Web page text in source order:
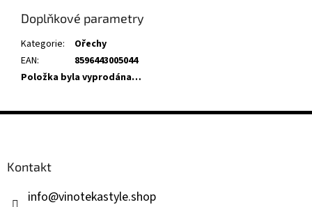
Doplňkové parametry
Kategorie:
Ořechy
EAN:
8596443005044
Položka byla vyprodána…
Z
Kontakt
info@vinotekastyle.shop